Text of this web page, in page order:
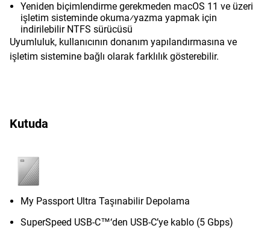
Yeniden biçimlendirme gerekmeden macOS 11 ve üzeri
işletim sisteminde okuma⁄yazma yapmak için
indirilebilir NTFS sürücüsü
Uyumluluk, kullanıcının donanım yapılandırmasına ve
işletim sistemine bağlı olarak farklılık gösterebilir.
Kutuda
My Passport Ultra Taşınabilir Depolama
SuperSpeed USB-C™‘den USB-C’ye kablo (5 Gbps)